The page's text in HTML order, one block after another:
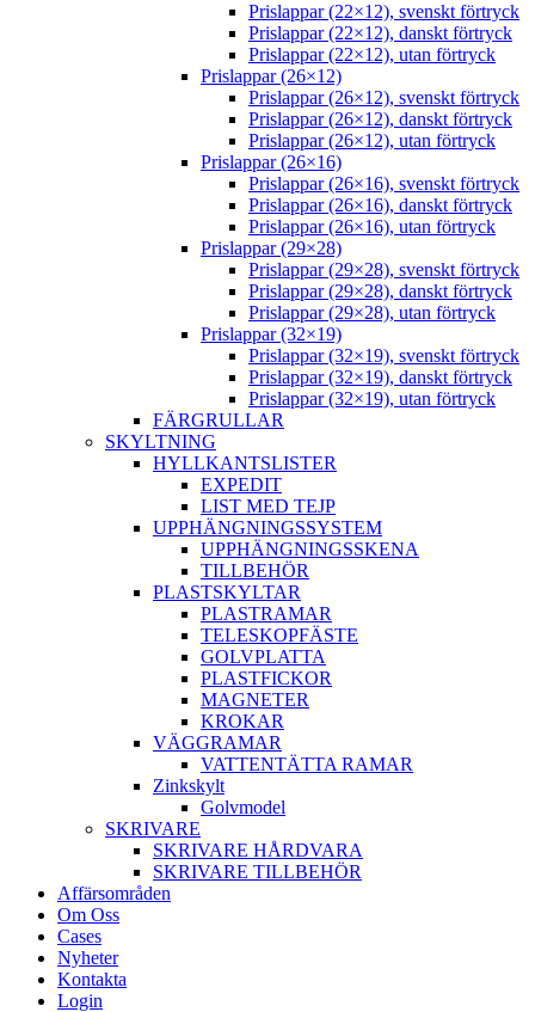
Prislappar (22×12), svenskt förtryck
Prislappar (22×12), danskt förtryck
Prislappar (22×12), utan förtryck
Prislappar (26×12)
Prislappar (26×12), svenskt förtryck
Prislappar (26×12), danskt förtryck
Prislappar (26×12), utan förtryck
Prislappar (26×16)
Prislappar (26×16), svenskt förtryck
Prislappar (26×16), danskt förtryck
Prislappar (26×16), utan förtryck
Prislappar (29×28)
Prislappar (29×28), svenskt förtryck
Prislappar (29×28), danskt förtryck
Prislappar (29×28), utan förtryck
Prislappar (32×19)
Prislappar (32×19), svenskt förtryck
Prislappar (32×19), danskt förtryck
Prislappar (32×19), utan förtryck
FÄRGRULLAR
SKYLTNING
HYLLKANTSLISTER
EXPEDIT
LIST MED TEJP
UPPHÄNGNINGSSYSTEM
UPPHÄNGNINGSSKENA
TILLBEHÖR
PLASTSKYLTAR
PLASTRAMAR
TELESKOPFÄSTE
GOLVPLATTA
PLASTFICKOR
MAGNETER
KROKAR
VÄGGRAMAR
VATTENTÄTTA RAMAR
Zinkskylt
Golvmodel
SKRIVARE
SKRIVARE HÅRDVARA
SKRIVARE TILLBEHÖR
Affärsområden
Om Oss
Cases
Nyheter
Kontakta
Login